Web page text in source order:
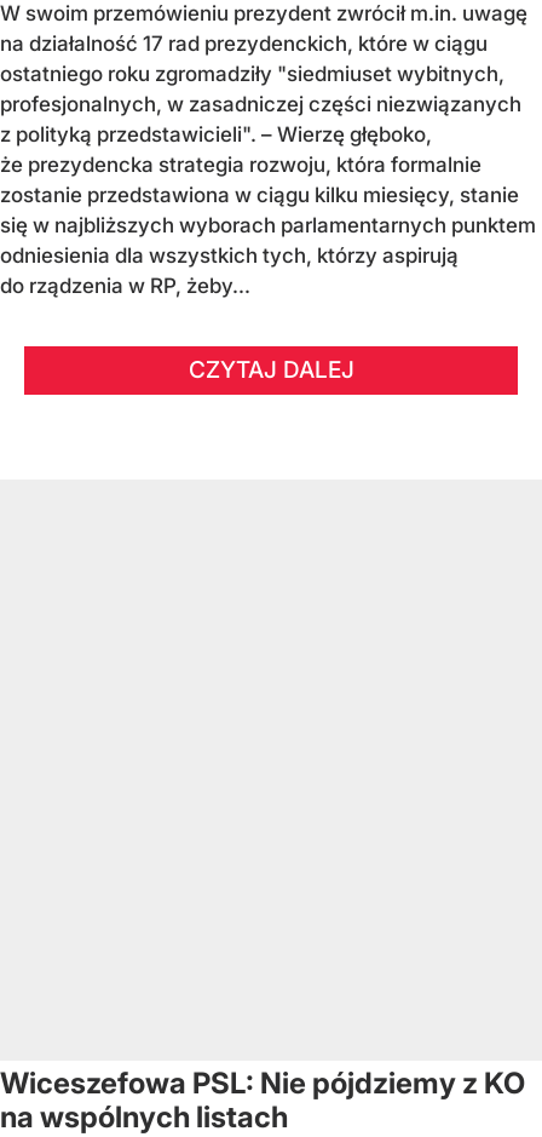
W swoim przemówieniu prezydent zwrócił m.in. uwagę
na działalność 17 rad prezydenckich, które w ciągu
ostatniego roku zgromadziły "siedmiuset wybitnych,
profesjonalnych, w zasadniczej części niezwiązanych
z polityką przedstawicieli". – Wierzę głęboko,
że prezydencka strategia rozwoju, która formalnie
zostanie przedstawiona w ciągu kilku miesięcy, stanie
się w najbliższych wyborach parlamentarnych punktem
odniesienia dla wszystkich tych, którzy aspirują
do rządzenia w RP, żeby...
CZYTAJ DALEJ
Wiceszefowa PSL: Nie pójdziemy z KO
na wspólnych listach